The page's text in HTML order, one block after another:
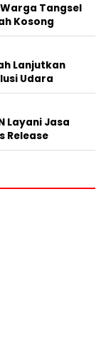
Tangsel
Kosong
Lanjutkan
Udara
Layani Jasa
Release